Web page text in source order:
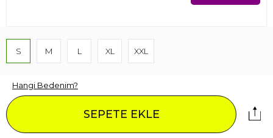
S M L XL XXL
Hangi Bedenim?
SEPETE EKLE